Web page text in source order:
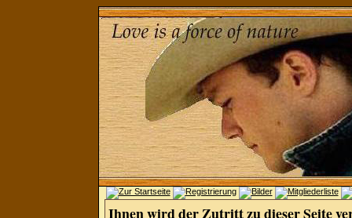
Ihnen wird der Zutritt zu dieser Seite